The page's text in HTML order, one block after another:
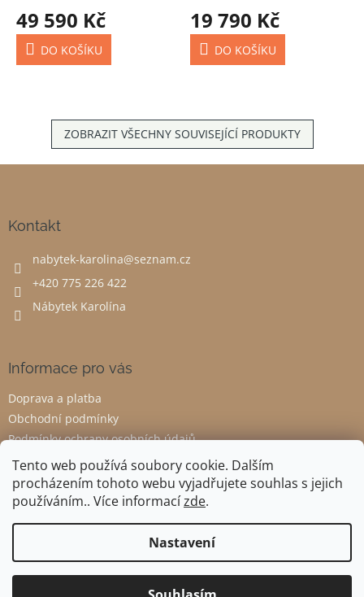
Tento web používá soubory cookie. Dalším
procházením tohoto webu vyjadřujete souhlas s jejich
používáním.. Více informacízde.
Nastavení
49 590 Kč
DO KOŠÍKU
19 790 Kč
DO KOŠÍKU
ZOBRAZIT VŠECHNY SOUVISEJÍCÍ PRODUKTY
Kontakt
nabytek-karolina@seznam.cz
+420 775 226 422
Nábytek Karolína
Informace pro vás
Doprava a platba
Obchodní podmínky
Podmínky ochrany osobních údajů
Odstoupení od smlouvy
Copyright 2026Nábytek Karolína. Všechna práva vyhrazena.